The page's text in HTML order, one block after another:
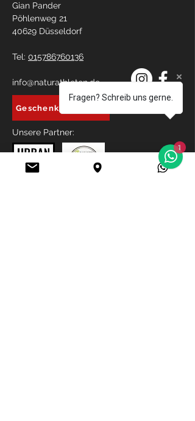
Gian Pander
Pöhlenweg 21
40629 Düsseldorf
Tel: 015786760136
info@naturathleten.de
Geschenkgutschein
Unsere Partner:
Fragen? Schreib uns gerne.
1